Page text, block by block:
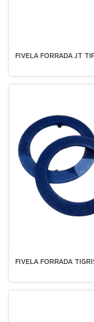
FIVELA FORRADA JT
FIVELA FORRADA